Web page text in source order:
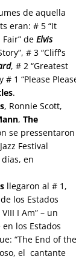
de aquella
eran: # 5 “It
de Elvis
# 3 “Cliff's
, # 2 “Greatest
# 1 “Please
.
, Ronnie Scott,
, The
se pressentaron
Festival
en
llegaron al # 1,
los Estados
I Am” – un
los Estados
“The End of the
el cantante